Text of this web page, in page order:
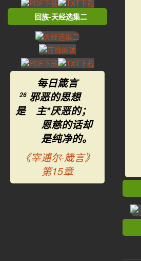
回族-天经选集二
每日箴言
26 邪恶的思想
是 主*厌恶的；
恩慈的话却
是纯净的。
《宰逋尔·箴言》
第15章